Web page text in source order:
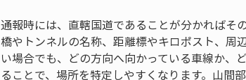
通報時には、直轄国道であることが分かればそ
橋やトンネルの名称、距離標やキロポスト、周
い場合でも、どの方向へ向かっている車線か、
ることで、場所を特定しやすくなります。山間